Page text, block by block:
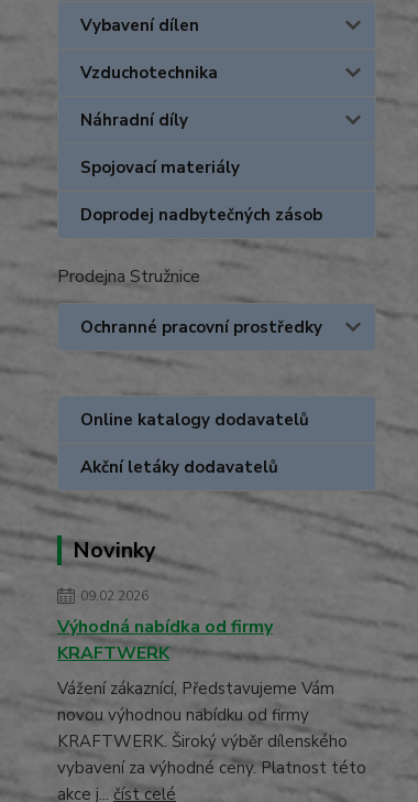
Vybavení dílen
Vzduchotechnika
Náhradní díly
Spojovací materiály
Doprodej nadbytečných zásob
Prodejna Stružnice
Ochranné pracovní prostředky
Online katalogy dodavatelů
Akční letáky dodavatelů
Novinky
09.02.2026
Výhodná nabídka od firmy
KRAFTWERK
Vážení zákaznící, Představujeme Vám
novou výhodnou nabídku od firmy
KRAFTWERK. Široký výběr dílenského
vybavení za výhodné ceny. Platnost této
akce j... číst celé